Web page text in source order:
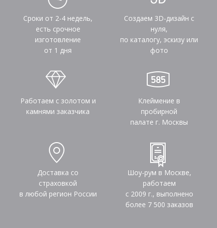
Сроки от 2-4 недель,
есть срочное
изготовление
от 1 дня
Создаем 3D-дизайн с
нуля,
по каталогу, эскизу или
фото
Работаем с золотом и
камнями заказчика
Клеймение в
пробирной
палате г. Москвы
Доставка со
страховкой
в любой регион России
Шоу-рум в Москве,
работаем
с 2009 г., выполнено
более 7 500 заказов